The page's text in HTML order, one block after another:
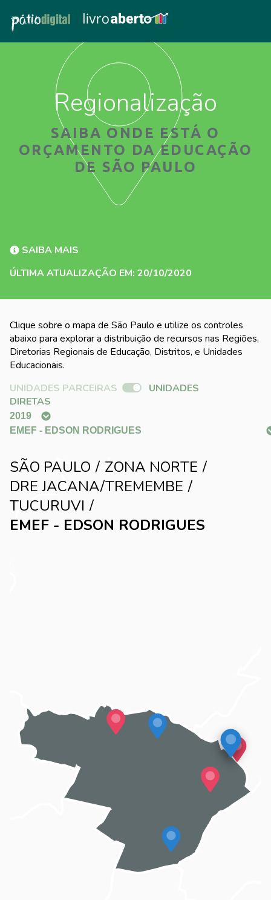
Regionalização
SAIBA ONDE ESTÁ O
ORÇAMENTO DA EDUCAÇÃO
DE SÃO PAULO
SAIBA MAIS
ÚLTIMA ATUALIZAÇÃO EM: 20/10/2020
Clique sobre o mapa de São Paulo e utilize os controles
abaixo para explorar a distribuição de recursos nas Regiões,
Diretorias Regionais de Educação, Distritos, e Unidades
Educacionais.
UNIDADES PARCEIRAS
UNIDADES
DIRETAS
SÃO PAULO
ZONA NORTE
DRE JACANA/TREMEMBE
TUCURUVI
EMEF - EDSON RODRIGUES